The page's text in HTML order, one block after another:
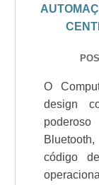
O
design
código